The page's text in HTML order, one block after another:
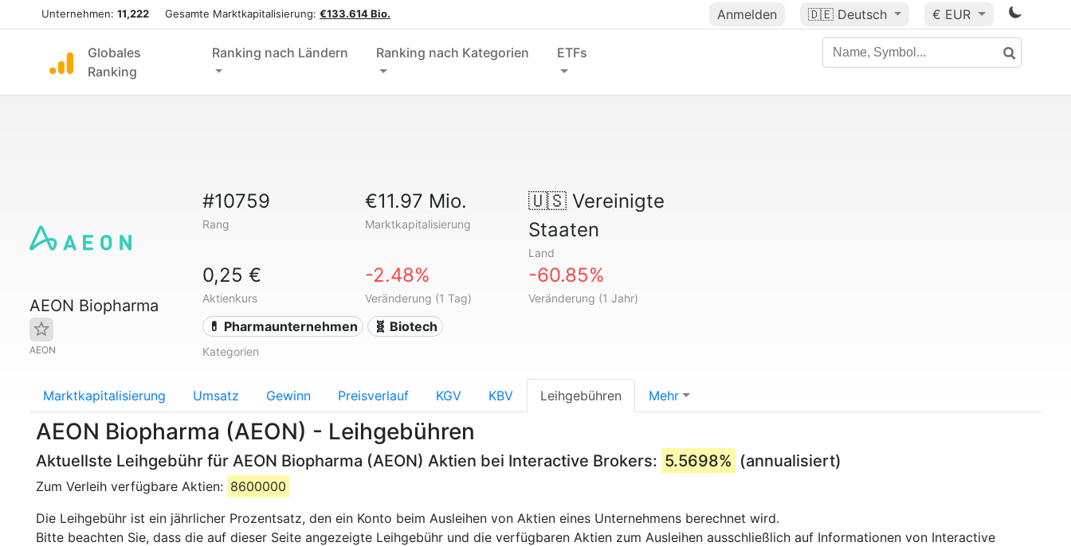
Unternehmen: 11,222 Gesamte Marktkapitalisierung: €133.614 Bio. Anmelden 🇩🇪 Deutsch € EUR
Globales
Ranking
Ranking nach Ländern Ranking nach Kategorien ETFs
AEON Biopharma
AEON
#10759
Rang
€11.97 Mio.
Marktkapitalisierung
🇺🇸Vereinigte
Staaten
Land
0,25 €
Aktienkurs
-2.48%
Veränderung (1 Tag)
-60.85%
Veränderung (1 Jahr)
💊 Pharmaunternehmen 🧬 Biotech
Kategorien
Marktkapitalisierung Umsatz Gewinn Preisverlauf KGV KBV Leihgebühren Mehr
AEON Biopharma (AEON) - Leihgebühren
Aktuellste Leihgebühr für AEON Biopharma (AEON) Aktien bei Interactive Brokers: 5.5698% (annualisiert)
Zum Verleih verfügbare Aktien: 8600000
Die Leihgebühr ist ein jährlicher Prozentsatz, den ein Konto beim Ausleihen von Aktien eines Unternehmens berechnet wird.
Bitte beachten Sie, dass die auf dieser Seite angezeigte Leihgebühr und die verfügbaren Aktien zum Ausleihen ausschließlich auf Informationen von Interactive